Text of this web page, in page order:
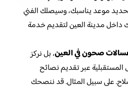
موعد يناسبك، وسيصلك الفني
داخل مدينة العين لتقديم خدمة
صحون في العين، بل نركز
المستقبلية عبر تقديم نصائح
على سبيل المثال. قد ننصحك